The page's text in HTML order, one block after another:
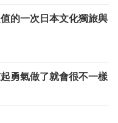
的一次日本文化獨旅與
勇氣做了就會很不一樣